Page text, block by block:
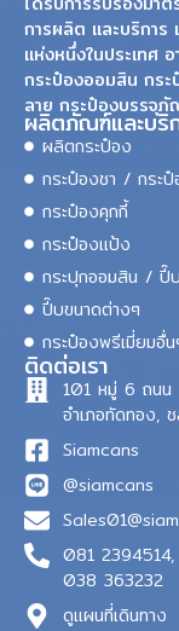
การผลิต และบริการ
แห่งหนึ่งในประเทศ
กระป๋องออมสิน กระ
ลาย กระป๋องบรรจุ
ผลิตภัณฑ์และบริ
ผลิตกระป๋อง
กระป๋องชา / กระ
กระป๋องคุกกี้
กระป๋องแป้ง
กระปุกออมสิน / ปี๊
ปี๊บขนาดต่างๆ
กระป๋องพรีเมี่ยมอื่น
ติดต่อเรา
101 หมู่ 6 ถนน
อำเภอทัดทอง,
Siamcans
@siamcans
081 2394514,
038 363232
ดูแผนที่เดินทาง